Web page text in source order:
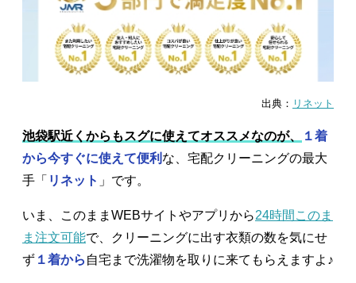
出典： リネット
池袋駅近くからもスグに使えてオススメなのが、
１着
から今すぐに使えて便利 な、宅配クリーニングの最大
手「 リネット 」です。
いま、このままWEBサイトやアプリから24時間このま
ま注文可能で、クリーニングに出す衣類の数を気にせ
ず １着から 自宅まで洗濯物を取りに来てもらえますよ♪